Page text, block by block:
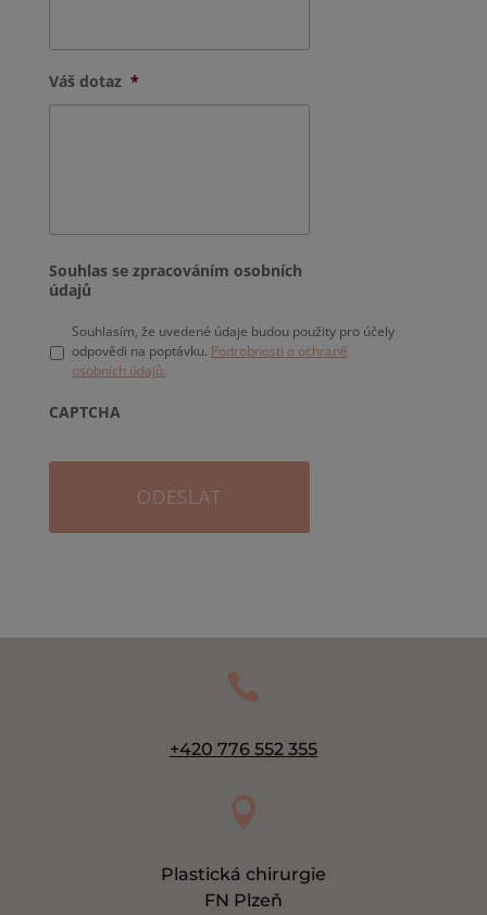
Váš dotaz *
Souhlas se zpracováním osobních
údajů
Souhlasím, že uvedené údaje budou použity pro účely
odpovědi na poptávku. Podrobnosti o ochraně
osobních údajů.
CAPTCHA

+420 776 552 355

Plastická chirurgie
FN Plzeň